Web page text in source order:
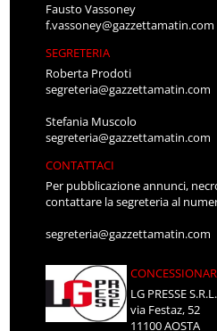
Fausto Vassoney
f.vassoney@gazzettamatin.com
SEGRETERIA
Roberta Prodoti
segreteria@gazzettamatin.com
Stefania Muscolo
segreteria@gazzettamatin.com
CONTATTACI
Per pubblicazione annunci,
contattare la segreteria al
segreteria@gazzettamatin.com
LG PRESSE S.R.L.
via Festaz, 52
11100 AOSTA